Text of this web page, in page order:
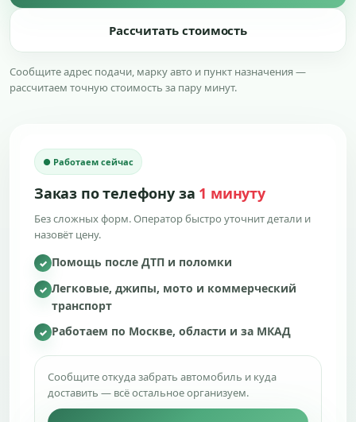
Рассчитать стоимость
Сообщите адрес подачи, марку авто и пункт назначения —
рассчитаем точную стоимость за пару минут.
● Работаем сейчас
Заказ по телефону за 1 минуту
Без сложных форм. Оператор быстро уточнит детали и
назовёт цену.
✓ Помощь после ДТП и поломки
✓ Легковые, джипы, мото и коммерческий
транспорт
✓ Работаем по Москве, области и за МКАД
Сообщите откуда забрать автомобиль и куда
доставить — всё остальное организуем.